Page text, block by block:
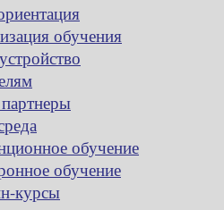
обучения
обучение
обучение
курсы